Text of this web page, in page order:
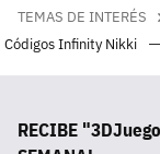
TEMAS DE INTERÉS
Códigos Infinity Nikki
RECIBE